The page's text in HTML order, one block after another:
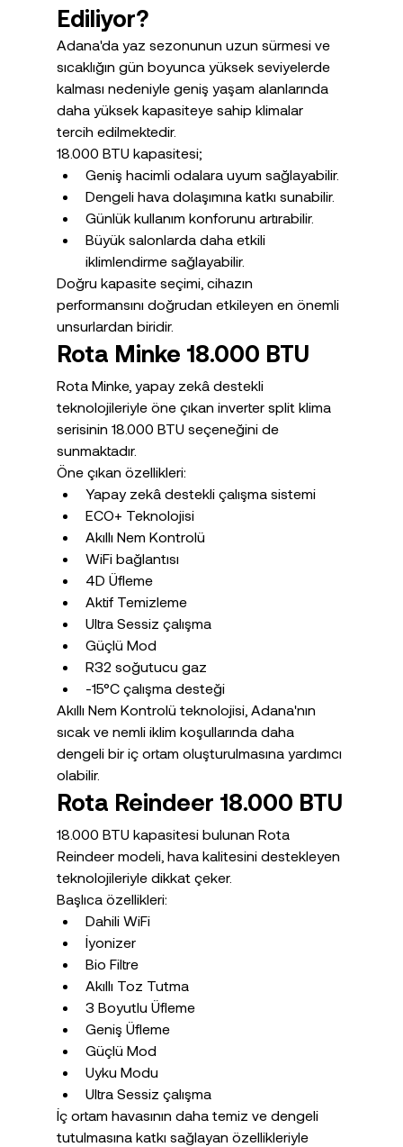
Ediliyor?
Adana'da yaz sezonunun uzun sürmesi ve
sıcaklığın gün boyunca yüksek seviyelerde
kalması nedeniyle geniş yaşam alanlarında
daha yüksek kapasiteye sahip klimalar
tercih edilmektedir.
18.000 BTU kapasitesi;
Geniş hacimli odalara uyum sağlayabilir.
Dengeli hava dolaşımına katkı sunabilir.
Günlük kullanım konforunu artırabilir.
Büyük salonlarda daha etkili
iklimlendirme sağlayabilir.
Doğru kapasite seçimi, cihazın
performansını doğrudan etkileyen en önemli
unsurlardan biridir.
Rota Minke 18.000 BTU
Rota Minke, yapay zekâ destekli
teknolojileriyle öne çıkan inverter split klima
serisinin 18.000 BTU seçeneğini de
sunmaktadır.
Öne çıkan özellikleri:
Yapay zekâ destekli çalışma sistemi
ECO+ Teknolojisi
Akıllı Nem Kontrolü
WiFi bağlantısı
4D Üfleme
Aktif Temizleme
Ultra Sessiz çalışma
Güçlü Mod
R32 soğutucu gaz
-15°C çalışma desteği
Akıllı Nem Kontrolü teknolojisi, Adana'nın
sıcak ve nemli iklim koşullarında daha
dengeli bir iç ortam oluşturulmasına yardımcı
olabilir.
Rota Reindeer 18.000 BTU
18.000 BTU kapasitesi bulunan Rota
Reindeer modeli, hava kalitesini destekleyen
teknolojileriyle dikkat çeker.
Başlıca özellikleri:
Dahili WiFi
İyonizer
Bio Filtre
Akıllı Toz Tutma
3 Boyutlu Üfleme
Geniş Üfleme
Güçlü Mod
Uyku Modu
Ultra Sessiz çalışma
İç ortam havasının daha temiz ve dengeli
tutulmasına katkı sağlayan özellikleriyle